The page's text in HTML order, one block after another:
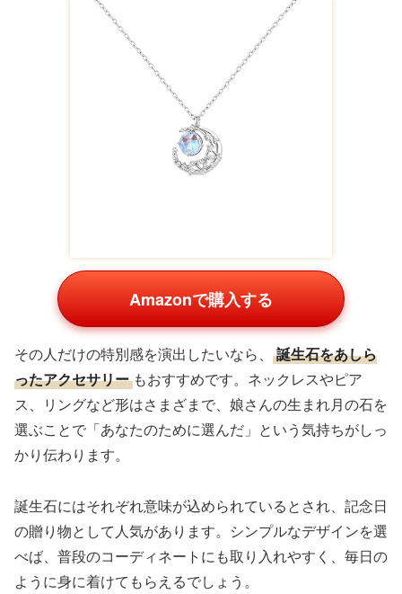
Amazonで購入する
その人だけの特別感を演出したいなら、
誕生石をあしら
ったアクセサリー もおすすめです。ネックレスやピア
ス、リングなど形はさまざまで、娘さんの生まれ月の石を
選ぶことで「あなたのために選んだ」という気持ちがしっ
かり伝わります。
誕生石にはそれぞれ意味が込められているとされ、記念日
の贈り物として人気があります。シンプルなデザインを選
べば、普段のコーディネートにも取り入れやすく、毎日の
ように身に着けてもらえるでしょう。